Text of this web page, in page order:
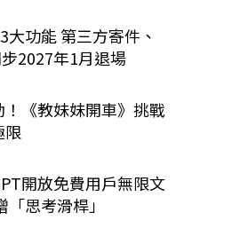
功能 第三方寄件、
2027年1月退場
《教妹妹開車》挑戰
限
開放免費用戶無限文
思考滑桿」